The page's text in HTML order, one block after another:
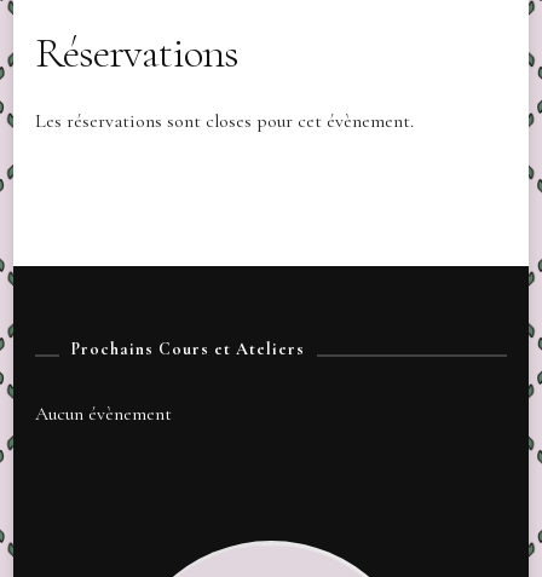
Réservations
Les réservations sont closes pour cet évènement.
Prochains Cours et Ateliers
Aucun évènement